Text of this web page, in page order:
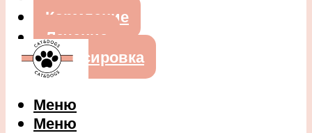
Кормление
Лечение
Дрессировка
Меню
Меню